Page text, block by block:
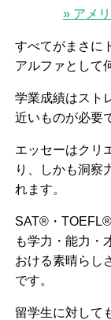
» アメ
すべてがまさに
アルファとして
学業成績はスト
近いものが必要
エッセーはクリ
り、しかも洞察
れます。
SAT®・
も学力・能力・
おける素晴らし
です。
留学生に対して